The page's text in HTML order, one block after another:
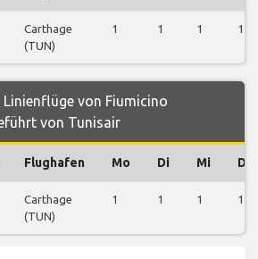
Carthage
(TUN)
1 1 1 1
von Fiumicino
von Tunisair
Flughafen Mo Di Mi Do
Carthage
(TUN)
1 1 1 1